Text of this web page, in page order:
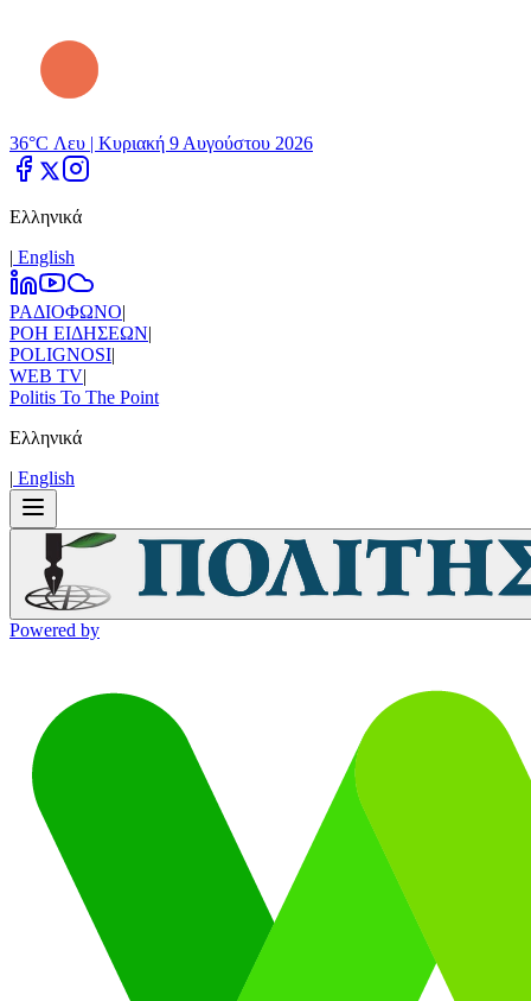
36°C Λευ | Κυριακή 9 Αυγούστου 2026
Ελληνικά
| Εnglish
ΡΑΔΙΟΦΩΝΟ|
ΡΟΗ ΕΙΔΗΣΕΩΝ|
POLIGNOSI|
WEB TV|
Politis To The Point
Ελληνικά
| Εnglish
Powered by